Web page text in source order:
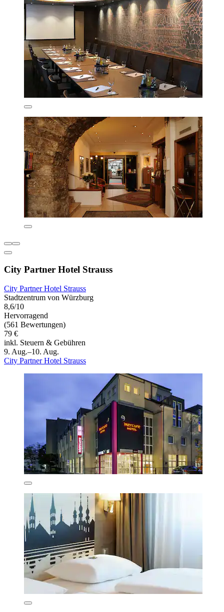
City Partner Hotel Strauss
City Partner Hotel Strauss
Stadtzentrum von Würzburg
8,6/10
Hervorragend
(561 Bewertungen)
79 €
inkl. Steuern & Gebühren
9. Aug.–10. Aug.
City Partner Hotel Strauss